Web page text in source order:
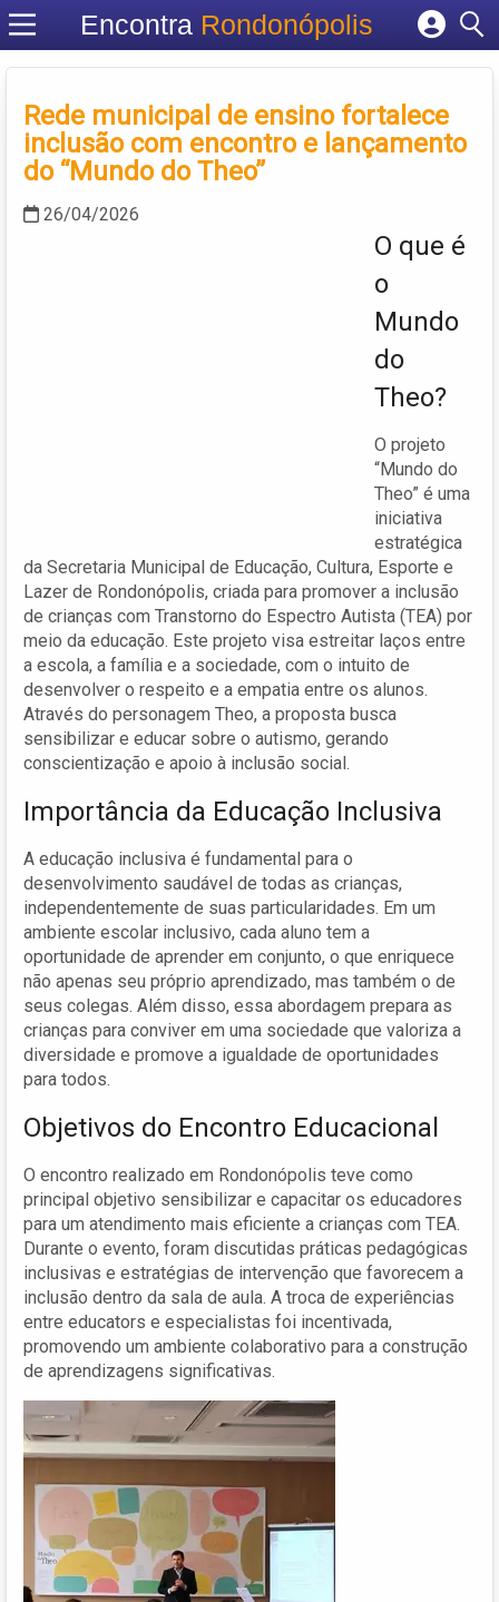
Encontra Rondonópolis
Cadastrar empresa
Criar conta
Rede municipal de ensino fortalece
inclusão com encontro e lançamento
do “Mundo do Theo”
26/04/2026
O que é
o
Mundo
do
Theo?
O projeto
“Mundo do
Theo” é uma
iniciativa
estratégica
da Secretaria Municipal de Educação, Cultura, Esporte e
Lazer de Rondonópolis, criada para promover a inclusão
de crianças com Transtorno do Espectro Autista (TEA) por
meio da educação. Este projeto visa estreitar laços entre
a escola, a família e a sociedade, com o intuito de
desenvolver o respeito e a empatia entre os alunos.
Através do personagem Theo, a proposta busca
sensibilizar e educar sobre o autismo, gerando
conscientização e apoio à inclusão social.
Importância da Educação Inclusiva
A educação inclusiva é fundamental para o
desenvolvimento saudável de todas as crianças,
independentemente de suas particularidades. Em um
ambiente escolar inclusivo, cada aluno tem a
oportunidade de aprender em conjunto, o que enriquece
não apenas seu próprio aprendizado, mas também o de
seus colegas. Além disso, essa abordagem prepara as
crianças para conviver em uma sociedade que valoriza a
diversidade e promove a igualdade de oportunidades
para todos.
Objetivos do Encontro Educacional
O encontro realizado em Rondonópolis teve como
principal objetivo sensibilizar e capacitar os educadores
para um atendimento mais eficiente a crianças com TEA.
Durante o evento, foram discutidas práticas pedagógicas
inclusivas e estratégias de intervenção que favorecem a
inclusão dentro da sala de aula. A troca de experiências
entre educators e especialistas foi incentivada,
promovendo um ambiente colaborativo para a construção
de aprendizagens significativas.